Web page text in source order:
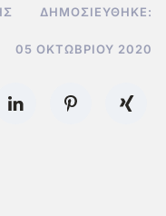
ΔΗΜΟΣΙΕΎΘΗΚΕ:
05 ΟΚΤΩΒΡΊΟΥ 2020